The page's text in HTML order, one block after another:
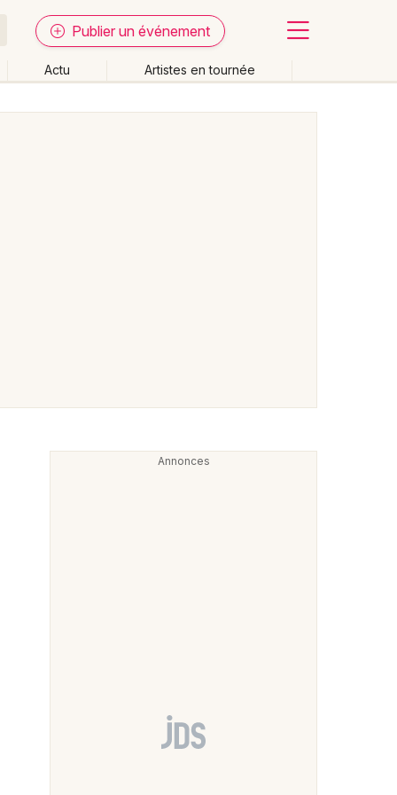
Publier un événement
Actu Artistes en tournée